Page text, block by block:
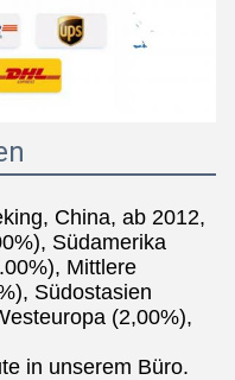
China, ab 2012,
Südamerika
Mittlere
Südostasien
(2,00%),
in unserem Büro.